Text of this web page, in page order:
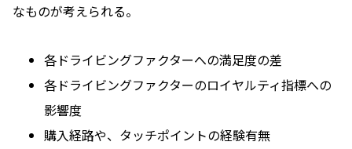
なものが考えられる。
各ドライビングファクターへの満足度の差
各ドライビングファクターのロイヤルティ指標への
影響度
購入経路や、タッチポイントの経験有無